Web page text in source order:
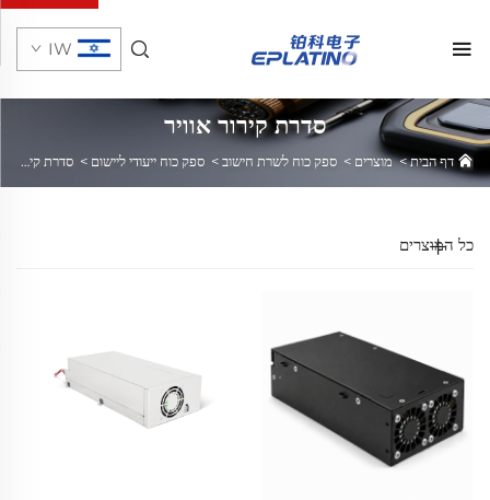
IW
סדרת קירור אוויר
דף הבית>מוצרים > ספק כוח לשרת חישוב> ספק כוח ייעודי ליישום > סדרת קירור אוויר
כל המוצרים